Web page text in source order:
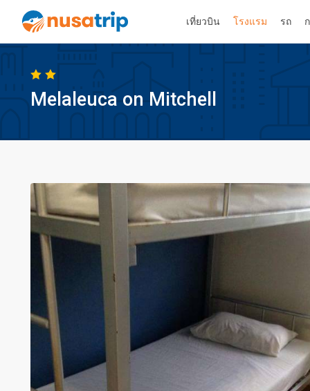
เที่ยวบิน โรงแรม รถ
Melaleuca on Mitchell